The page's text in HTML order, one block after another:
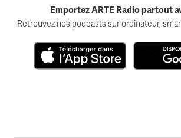
Emportez ARTE Radio partout
Retrouvez nos podcasts sur ordinateur,